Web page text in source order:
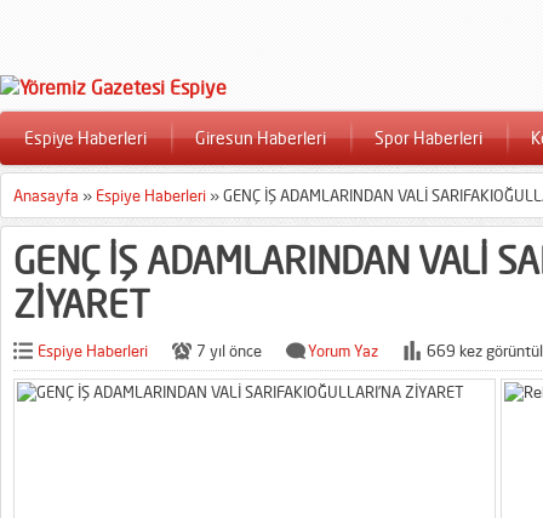
Espiye Haberleri Giresun Haberleri Spor Haberleri
Anasayfa » Espiye Haberleri »GENÇ İŞ ADAMLARINDAN VALİ
GENÇ İŞ ADAMLARINDAN VALİ
ZİYARET
Espiye Haberleri 7 yıl önce Yorum Yaz 669 kez